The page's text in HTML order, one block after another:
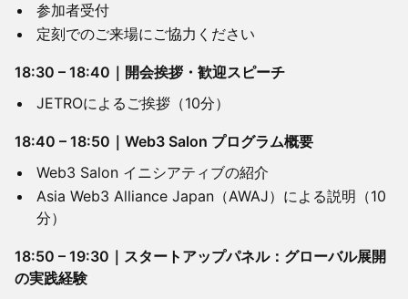
参加者受付
定刻でのご来場にご協力ください
18:30 – 18:40｜開会挨拶・歓迎スピーチ
JETROによるご挨拶（10分）
18:40 – 18:50｜Web3 Salon プログラム概要
Web3 Salon イニシアティブの紹介
Asia Web3 Alliance Japan（AWAJ）による説明（10
分）
18:50 – 19:30｜スタートアップパネル：グローバル展開
の実践経験